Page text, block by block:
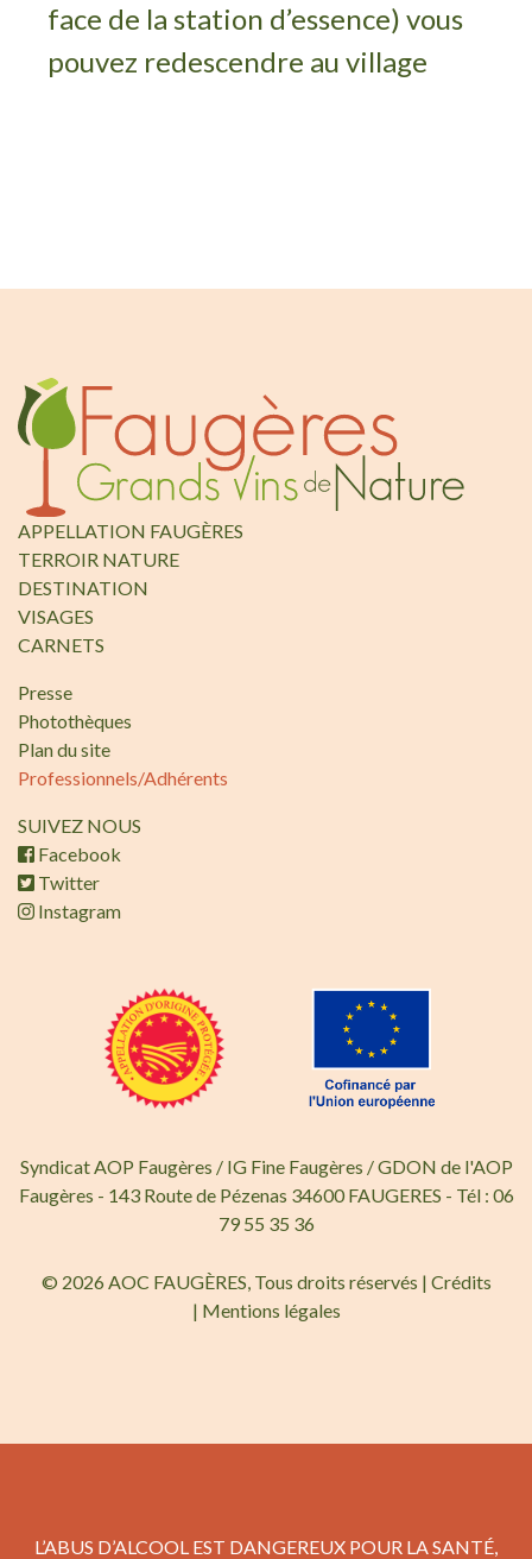
face de la station d’essence) vous
pouvez redescendre au village
APPELLATION FAUGÈRES
TERROIR NATURE
DESTINATION
VISAGES
CARNETS
Presse
Photothèques
Plan du site
Professionnels/Adhérents
SUIVEZ NOUS
Facebook
Twitter
Instagram
Syndicat AOP Faugères / IG Fine Faugères / GDON de l'AOP
Faugères - 143 Route de Pézenas 34600 FAUGERES - Tél : 06
79 55 35 36
© 2026 AOC FAUGÈRES, Tous droits réservés | Crédits
| Mentions légales
L’ABUS D’ALCOOL EST DANGEREUX POUR LA SANTÉ,